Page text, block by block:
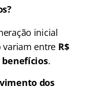
inicial
variam entre R$
benefícios.
dos